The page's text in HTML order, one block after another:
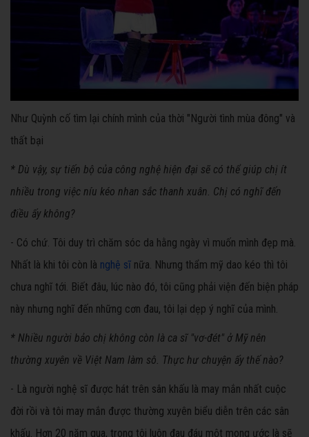
Như Quỳnh cố tìm lại chính mình của thời "Người tình mùa đông" và
thất bại
* Dù vậy, sự tiến bộ của công nghệ hiện đại sẽ có thể giúp chị ít
nhiều trong việc níu kéo nhan sắc thanh xuân. Chị có nghĩ đến
điều ấy không?
- Có chứ. Tôi duy trì chăm sóc da hằng ngày vì muốn mình đẹp mà.
Nhất là khi tôi còn là nghệ sĩ nữa. Nhưng thẩm mỹ dao kéo thì tôi
chưa nghĩ tới. Biết đâu, lúc nào đó, tôi cũng phải viện đến biện pháp
này nhưng nghĩ đến những cơn đau, tôi lại dẹp ý nghĩ của mình.
* Nhiều người bảo chị không còn là ca sĩ "vơ-đét" ở Mỹ nên
thường xuyên về Việt Nam làm sô. Thực hư chuyện ấy thế nào?
- Là người nghệ sĩ được hát trên sân khấu là may mắn nhất cuộc
đời rồi và tôi may mắn được thường xuyên biểu diễn trên các sân
khấu. Hơn 20 năm qua, trong tôi luôn đau đáu một mong ước là sẽ